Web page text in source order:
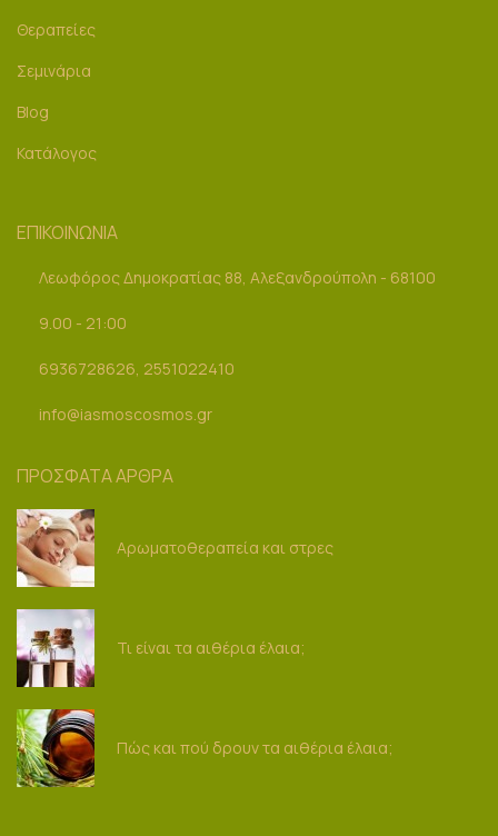
Θεραπείες
Σεμινάρια
Blog
Κατάλογος
ΕΠΙΚΟΙΝΩΝΙΑ
Λεωφόρος Δημοκρατίας 88, Αλεξανδρούπολη - 68100
9.00 - 21:00
6936728626, 2551022410
info@iasmoscosmos.gr
ΠΡΟΣΦΑΤΑ ΑΡΘΡΑ
Αρωματοθεραπεία και στρες
Τι είναι τα αιθέρια έλαια;
Πώς και πού δρουν τα αιθέρια έλαια;